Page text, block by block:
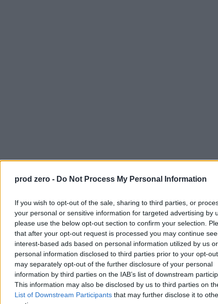
prod zero - Do Not Process My Personal Information
If you wish to opt-out of the sale, sharing to third parties, or
your personal or sensitive information for targeted advertising by
please use the below opt-out section to confirm your selection.
that after your opt-out request is processed you may continue
interest-based ads based on personal information utilized by us or
personal information disclosed to third parties prior to your opt-
may separately opt-out of the further disclosure of your personal
information by third parties on the IAB’s list of downstream
This information may also be disclosed by us to third parties on
List of Downstream Participants that may further disclose it to
Czy mechanizm wdrożono? Odpowiedź chyba zbędna.Za to
MNiSW właśnie o mało co nie zabiło polskiej informatyki i
rozwoju sztucznej inteligencji. TL;DR – uznało, że występy na
prestiżowych konferencjach, na których badacze w tej dziedzinie
prezentują swoje wyniki, są właściwie nieistotne w ocenie ich
dorobku. Dopiero kiedy badacze zaczęli robić dymy, ministerstwo
wycofało się z kontrowersyjnego projektu.